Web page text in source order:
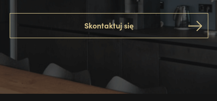
Skontaktuj się